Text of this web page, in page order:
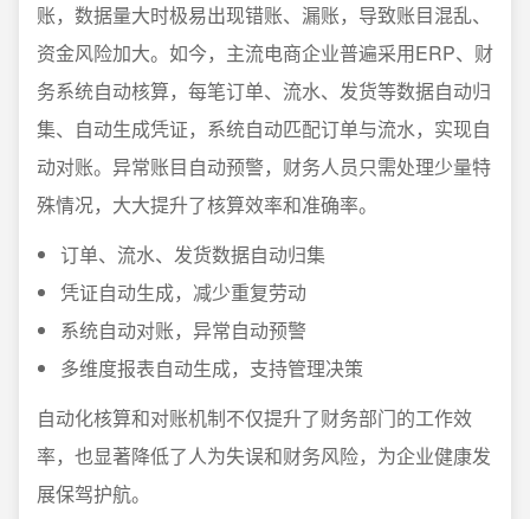
账，数据量大时极易出现错账、漏账，导致账目混乱、
资金风险加大。如今，主流电商企业普遍采用ERP、财
务系统自动核算，每笔订单、流水、发货等数据自动归
集、自动生成凭证，系统自动匹配订单与流水，实现自
动对账。异常账目自动预警，财务人员只需处理少量特
殊情况，大大提升了核算效率和准确率。
订单、流水、发货数据自动归集
凭证自动生成，减少重复劳动
系统自动对账，异常自动预警
多维度报表自动生成，支持管理决策
自动化核算和对账机制不仅提升了财务部门的工作效
率，也显著降低了人为失误和财务风险，为企业健康发
展保驾护航。